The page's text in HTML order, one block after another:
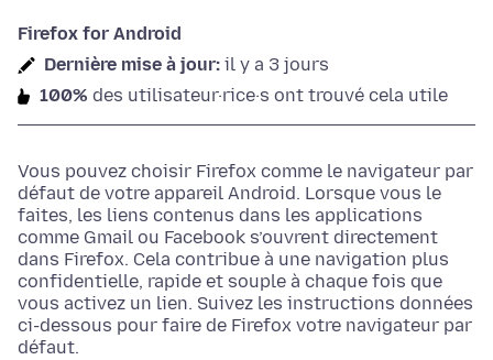
Firefox for Android
Dernière mise à jour: il y a 3 jours
100% des utilisateur·rice·s ont trouvé cela utile
Vous pouvez choisir Firefox comme le navigateur par
défaut de votre appareil Android. Lorsque vous le
faites, les liens contenus dans les applications
comme Gmail ou Facebook s’ouvrent directement
dans Firefox. Cela contribue à une navigation plus
confidentielle, rapide et souple à chaque fois que
vous activez un lien. Suivez les instructions données
ci-dessous pour faire de Firefox votre navigateur par
défaut.